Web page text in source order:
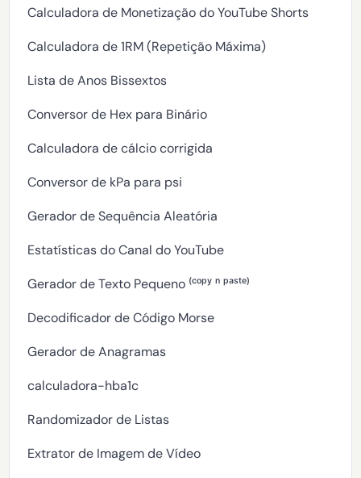
Calculadora de Monetização do YouTube Shorts
Calculadora de 1RM (Repetição Máxima)
Lista de Anos Bissextos
Conversor de Hex para Binário
Calculadora de cálcio corrigida
Conversor de kPa para psi
Gerador de Sequência Aleatória
Estatísticas do Canal do YouTube
Gerador de Texto Pequeno ⁽ᶜᵒᵖʸ ⁿ ᵖᵃˢᵗᵉ⁾
Decodificador de Código Morse
Gerador de Anagramas
calculadora-hba1c
Randomizador de Listas
Extrator de Imagem de Vídeo